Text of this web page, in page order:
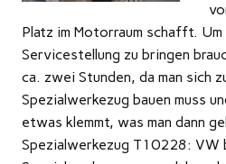
Platz im Motorraum schafft.
Servicestellung zu bringen
ca. zwei Stunden, da man sich
Spezialwerkezug bauen muss
etwas klemmt, was man dann
Spezialwerkezug T10228: VW